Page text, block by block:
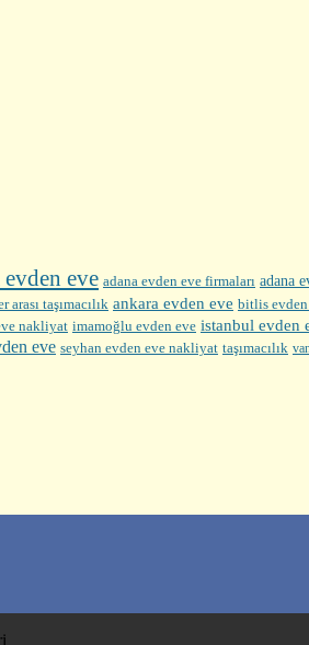
evden eve adana evden eve firmaları adana
arası taşımacılık ankara evden eve bitlis evden
nakliyat imamoğlu evden eve istanbul evden
eve seyhan evden eve nakliyat taşımacılık